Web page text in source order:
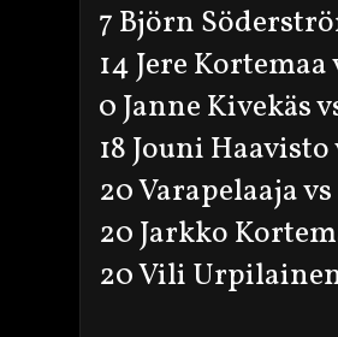
7 Björn
14 Jere
0 Janne Kivekäs
18 Jouni
20 Varapelaaja
20 Jarkko
20 Vili